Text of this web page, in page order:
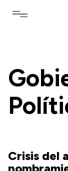
Toggle
Crisis del